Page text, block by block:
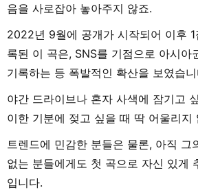
음을 사로잡아 놓아주지 않죠.
2022년 9월에 공개가 시작되어 이후 1
록된 이 곡은, SNS를 기점으로 아시아
기록하는 등 폭발적인 확산을 보였습
야간 드라이브나 혼자 사색에 잠기고
이한 기분에 젖고 싶을 때 딱 어울리지
트렌드에 민감한 분들은 물론, 아직 그
없는 분들에게도 첫 곡으로 자신 있게
입니다.